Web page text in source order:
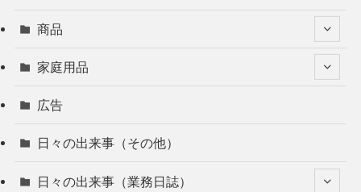
商品
家庭用品
広告
日々の出来事（その他）
日々の出来事（業務日誌）